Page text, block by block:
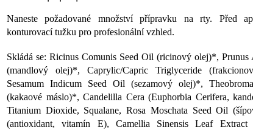
Naneste požadované množství přípravku na rty. Před
konturovací tužku pro profesionální vzhled.
Skládá se: Ricinus Comunis Seed Oil (ricinový olej)*,
(mandlový olej)*, Caprylic/Capric Triglyceride
Sesamum Indicum Seed Oil (sezamový olej)*,
(kakaové máslo)*, Candelilla Cera (Euphorbia Cerifera,
Titanium Dioxide, Squalane, Rosa Moschata Seed Oil
(antioxidant, vitamín E), Camellia Sinensis Leaf